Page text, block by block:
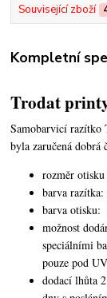
Související zboží
Kompletní
Trodat
Samobarvicí razítko
byla zaručená dobrá
rozměr
barva
barva otisku:
možnost
speciálními
pouze pod
dodací lhůta